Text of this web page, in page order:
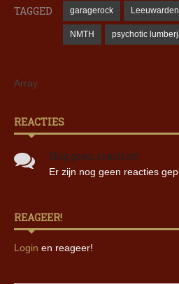
TAGGED garagerock Leeuwarden
NMTH psychotic
Array
REACTIES
Nog geen reacties!
Er zijn nog geen reacties
REAGEER!
Login en reageer!